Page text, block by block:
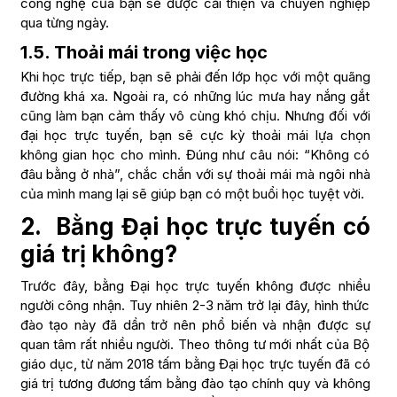
qua từng ngày.
1.5. Thoải mái trong việc học
Khi học trực tiếp, bạn sẽ phải đến lớp học với một quãng
đường khá xa. Ngoài ra, có những lúc mưa hay nắng gắt
cũng làm bạn cảm thấy vô cùng khó chịu. Nhưng đối với
đại học trực tuyến, bạn sẽ cực kỳ thoải mái lựa chọn
không gian học cho mình. Đúng như câu nói: “Không có
đâu bằng ở nhà”, chắc chắn với sự thoải mái mà ngôi nhà
của mình mang lại sẽ giúp bạn có một buổi học tuyệt vời.
2. Bằng Đại học trực tuyến có
giá trị không?
Trước đây, bằng Đại học trực tuyến không được nhiều
người công nhận. Tuy nhiên 2-3 năm trở lại đây, hình thức
đào tạo này đã dần trở nên phổ biến và nhận được sự
quan tâm rất nhiều người. Theo thông tư mới nhất của Bộ
giáo dục, từ năm 2018 tấm bằng Đại học trực tuyến đã có
giá trị tương đương tấm bằng đào tạo chính quy và không